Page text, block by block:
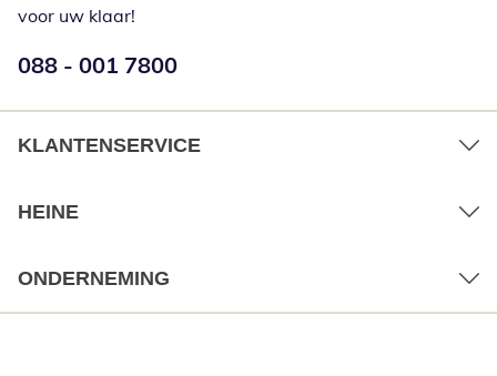
voor uw klaar!
Telefoonnummer:
088 - 001 7800
KLANTENSERVICE
HEINE
ONDERNEMING